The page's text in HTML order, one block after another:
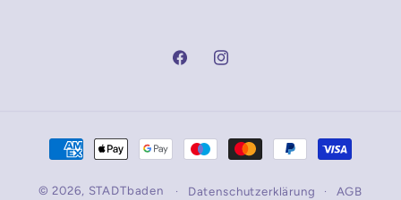
FacebookInstagram
Zahlungsmethoden
© 2026, STADTbaden Datenschutzerklärung AGB